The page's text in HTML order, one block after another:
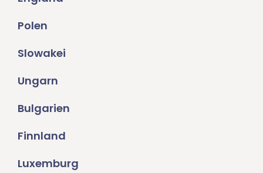
Polen
Slowakei
Ungarn
Bulgarien
Finnland
Luxemburg